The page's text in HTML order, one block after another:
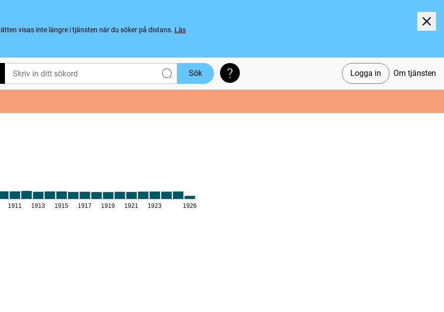
visas inte längre i tjänsten när du söker på distans. Läs
Logga in Om tjänsten
Sök Söktips
1911 1913 1915 1917 1919 1921 1923 1926